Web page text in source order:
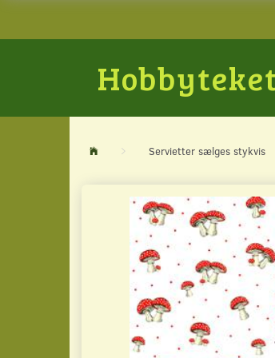
Servietter sælges stykvis